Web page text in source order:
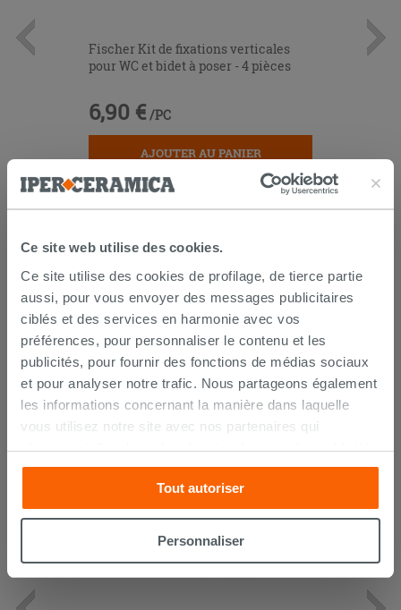
Ce site web utilise des cookies.
Ce site utilise des cookies de profilage, de tierce partie
aussi, pour vous envoyer des messages publicitaires
ciblés et des services en harmonie avec vos
préférences, pour personnaliser le contenu et les
publicités, pour fournir des fonctions de médias sociaux
et pour analyser notre trafic. Nous partageons également
les informations concernant la manière dans laquelle
vous utilisez notre site avec nos partenaires qui
s’occupent d’analyser les données Internet, les publicités
et les réseaux sociaux. Lesdits partenaires pourraient
combiner ces informations avec d’autres que vous leur
avez fournies ou qu’ils ont recueillies à partir de votre
utilisation sur leurs services. Si vous souhaitez en savoir
cookies, ou à quelques-uns seulement,cliquez iciou
« personalizer ». Le consentement peut être exprimé en
Tout autoriser
Personnaliser
Fischer Kit de fixations verticales
pour WC et bidet à poser - 4 pièces
6,90 € /PC
AJOUTER AU PANIER
LES CLIENTS AYANT ACHETÉ CE
PRODUIT ONT ÉGALEMENT
ACHETÉ